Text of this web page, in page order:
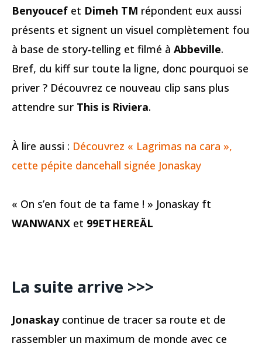
Benyoucef et Dimeh TM répondent eux aussi
présents et signent un visuel complètement fou
à base de story-telling et filmé à Abbeville.
Bref, du kiff sur toute la ligne, donc pourquoi se
priver ? Découvrez ce nouveau clip sans plus
attendre sur This is Riviera.
À lire aussi : Découvrez « Lagrimas na cara »,
cette pépite dancehall signée Jonaskay
« On s’en fout de ta fame ! » Jonaskay ft
WANWANX et 99ETHEREÄL
La suite arrive >>>
Jonaskaycontinue de tracer sa route et de
rassembler un maximum de monde avec ce